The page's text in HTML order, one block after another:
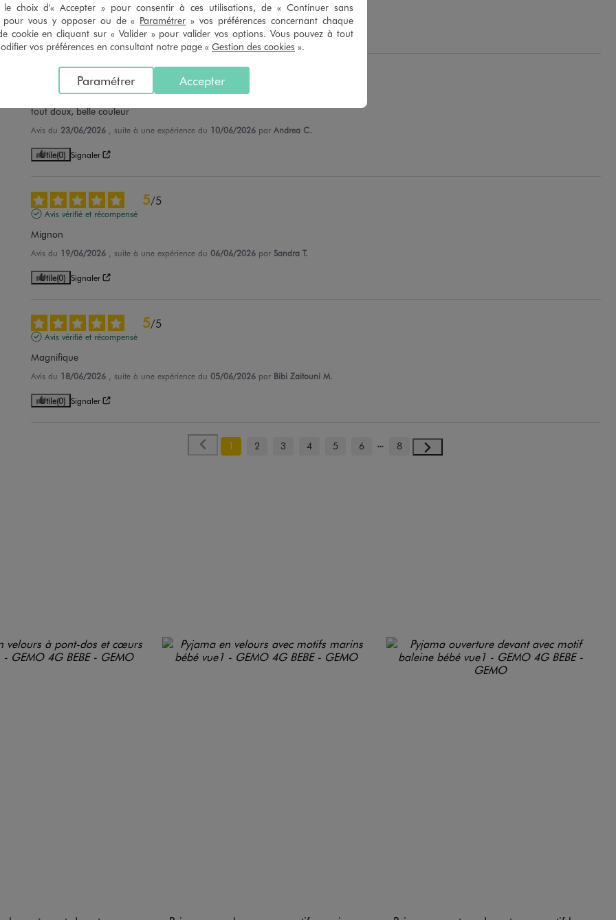
Avis du 10/07/2026 , suite à une expérience du27/06/2026 par Carmen D.
Utile (0) Signaler
Avis vérifié et récompensé
tout doux, belle couleur
Avis du 23/06/2026 , suite à une expérience du 10/06/2026 par Andrea C.
Utile(0) Signaler
5/5
Avis vérifié et récompensé
Mignon
Avis du 19/06/2026 , suite à une expérience du 06/06/2026 par Sandra T.
Utile(0) Signaler
5/5
Avis vérifié et récompensé
Magnifique
Avis du 18/06/2026 , suite à une expérience du 05/06/2026 par Bibi Zaitouni M.
Utile(0) Signaler
1 2 3 4 5 6 8
le choix d'« Accepter » pour consentir à ces utilisations, de « Continuer sans
pour vous y opposer ou de « Paramétrer » vos préférences concernant chaque
cookie en cliquant sur « Valider » pour valider vos options. Vous pouvez à tout
vos préférences en consultant notre page « Gestion des cookies ».
Accepter
Paramétrer